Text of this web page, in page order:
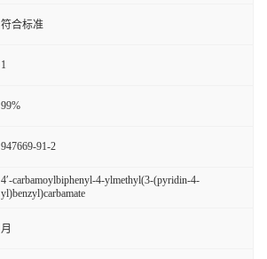
符合标准
1
99%
947669-91-2
4′-carbamoylbiphenyl-4-ylmethyl(3-(pyridin-4-
yl)benzyl)carbamate
月